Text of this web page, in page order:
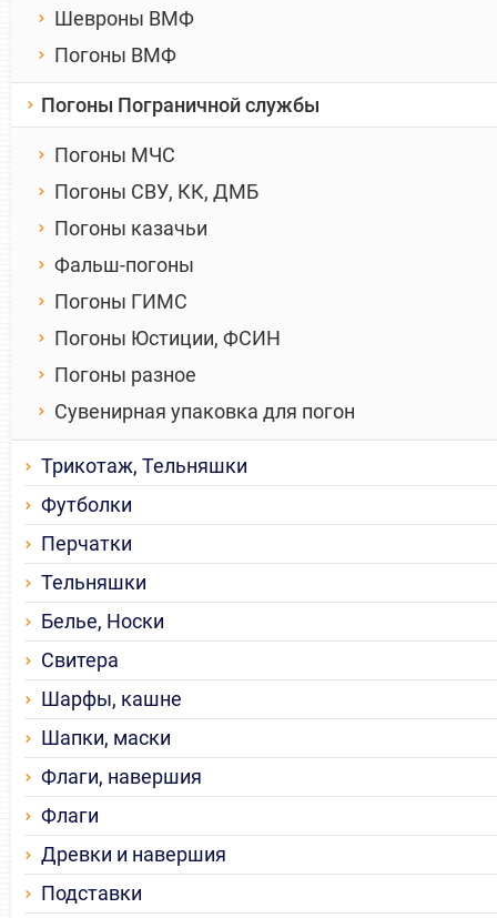
Шевроны ВМФ
Погоны ВМФ
Погоны Пограничной службы
Погоны МЧС
Погоны СВУ, КК, ДМБ
Погоны казачьи
Фальш-погоны
Погоны ГИМС
Погоны Юстиции, ФСИН
Погоны разное
Сувенирная упаковка для погон
Трикотаж, Тельняшки
Футболки
Перчатки
Тельняшки
Белье, Носки
Свитера
Шарфы, кашне
Шапки, маски
Флаги, навершия
Флаги
Древки и навершия
Подставки